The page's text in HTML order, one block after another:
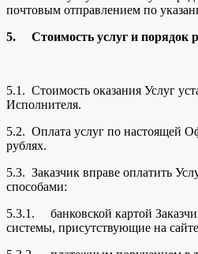
почтовым отправлением по
5. Стоимость услуг и порядок
5.1. Стоимость оказания Услуг
Исполнителя.
5.2. Оплата услуг по настоящей
рублях.
5.3. Заказчик вправе оплатить
способами:
5.3.1. банковской картой
системы, присутствующие на